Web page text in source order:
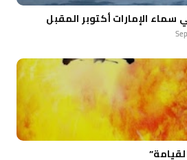
الإمارات أكتوبر المقبل